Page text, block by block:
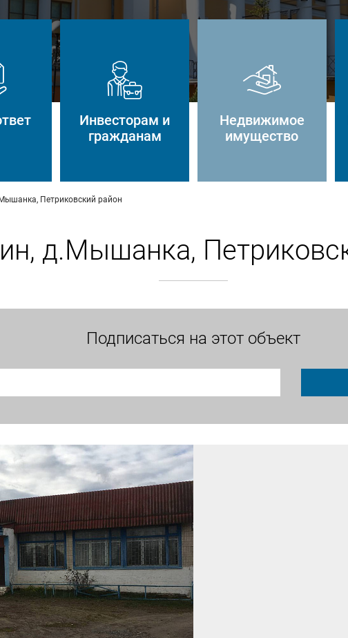
Инвесторам и
гражданам
Недвижимое
имущество
Петриковский район
д.Мышанка,
Подписаться на этот объект